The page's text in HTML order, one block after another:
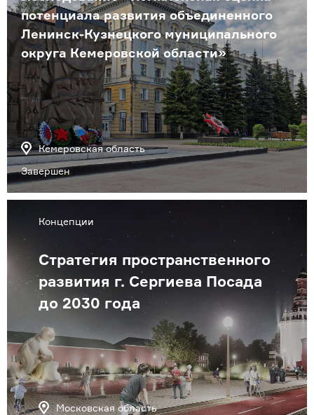
потенциала развития объединенного
Ленинск-Кузнецкого муниципального
округа Кемеровской области»
Кемеровская область
Завершен
Концепции
Стратегия пространственного
развития г. Сергиева Посада
до 2030 года
Московская область